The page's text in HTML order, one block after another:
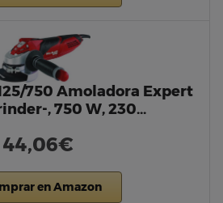
750 Amoladora Expert
, 750 W, 230…
44,06€
en Amazon